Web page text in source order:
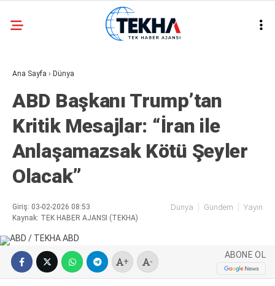
30.1
ASAYIŞ
GÜNDEM
GENEL
EKONOMI
SIYASET
METEOROLOJI
Ana Sayfa › Dünya
ABD Başkanı Trump’tan
Kritik Mesajlar: “İran ile
Anlaşamazsak Kötü Şeyler
Olacak”
Giriş: 03-02-2026 08:53
Kaynak: TEK HABER AJANSI (TEKHA)
Dünya Gündem Yayın
+ -
ABONE OL